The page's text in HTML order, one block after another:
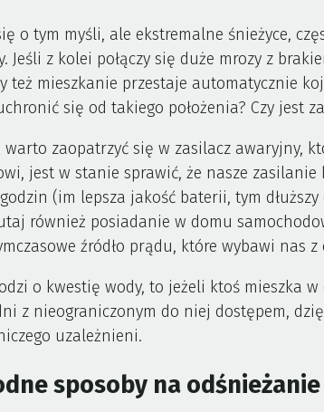
o tym myśli, ale ekstremalne śnieżyce,
Jeśli z kolei połączy się duże mrozy z
też mieszkanie przestaje automatycznie
się od takiego położenia? Czy jest
warto zaopatrzyć się w zasilacz awaryjny,
jest w stanie sprawić, że nasze
(im lepsza jakość baterii, tym
również posiadanie w domu
źródło prądu, które wybawi nas z
o kwestię wody, to jeżeli ktoś mieszka
z nieograniczonym do niej dostępem,
uzależnieni.
sposoby na odśnieżanie